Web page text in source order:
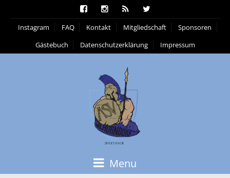
Instagram FAQ Kontakt Mitgliedschaft
Sponsoren
Gästebuch
Datenschutzerklärung Impressum
Menu